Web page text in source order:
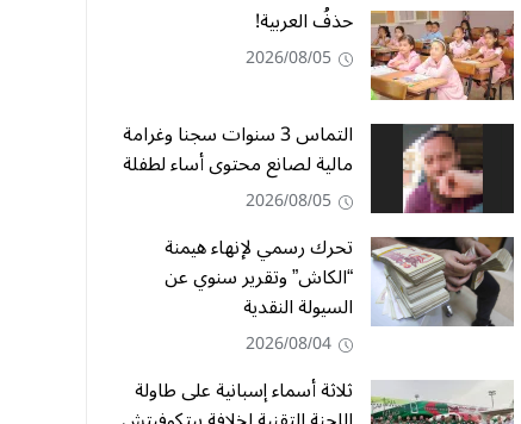
حذفُ العربية!
2026/08/05
التماس 3 سنوات سجنا وغرامة
مالية لصانع محتوى أساء لطفلة
2026/08/05
تحرك رسمي لإنهاء هيمنة
“الكاش” وتقرير سنوي عن
السيولة النقدية
2026/08/04
ثلاثة أسماء إسبانية على طاولة